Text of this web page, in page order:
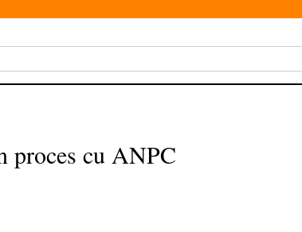
proces cu ANPC